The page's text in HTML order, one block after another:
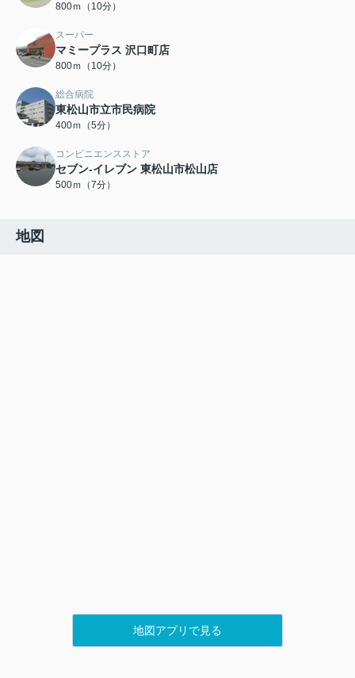
800ｍ（10分）
スーパー
マミープラス 沢口町店
800ｍ（10分）
総合病院
東松山市立市民病院
400ｍ（5分）
コンビニエンスストア
セブン-イレブン 東松山市松山店
500ｍ（7分）
地図
地図アプリで見る